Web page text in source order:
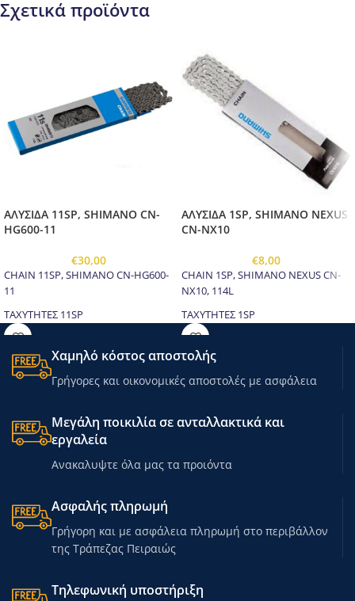
Σχετικά προϊόντα
ΑΛΥΣΙΔΑ 11SP, SHIMANO CN-
HG600-11
€30,00
CHAIN 11SP, SHIMANO CN-HG600-
11
ΤΑΧΥΤΗΤΕΣ 11SP
ΑΛΥΣΙΔΑ 1SP, SHIMANO NEXUS
CN-NX10
€8,00
CHAIN 1SP, SHIMANO NEXUS CN-
NX10, 114L
ΤΑΧΥΤΗΤΕΣ 1SP
Χαμηλό κόστος αποστολής
Γρήγορες και οικονομικές αποστολές με ασφάλεια
Μεγάλη ποικιλία σε ανταλλακτικά και
εργαλεία
Ανακαλυψτε όλα μας τα προιόντα
Ασφαλής πληρωμή
Γρήγορη και με ασφάλεια πληρωμή στο περιβάλλον
της Τράπεζας Πειραιώς
Τηλεφωνική υποστήριξη